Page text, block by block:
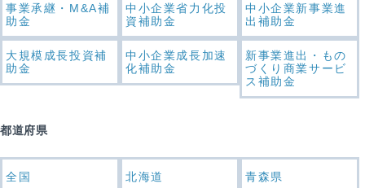
事業承継・M&A補
助金
中小企業省力化投
資補助金
中小企業新事業進
出補助金
大規模成長投資補
助金
中小企業成長加速
化補助金
新事業進出・もの
づくり商業サービ
ス補助金
都道府県
全国 北海道 青森県